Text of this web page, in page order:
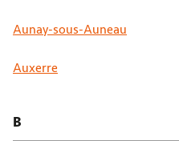
Aunay-sous-Auneau
Auxerre
B